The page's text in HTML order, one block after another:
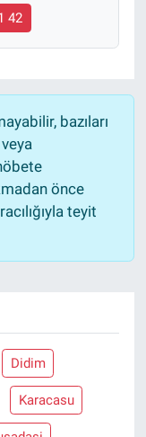
42
bazıları
önce
teyit
Didim
Karacasu